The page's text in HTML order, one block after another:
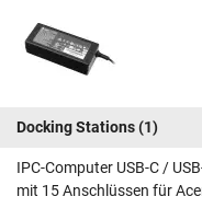
Docking Stations(1)
IPC-Computer USB-C /
mit 15 Anschlüssen für